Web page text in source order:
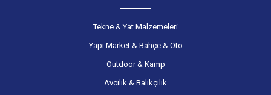
Tekne & Yat Malzemeleri
Yapı Market & Bahçe & Oto
Outdoor & Kamp
Avcılık & Balıkçılık